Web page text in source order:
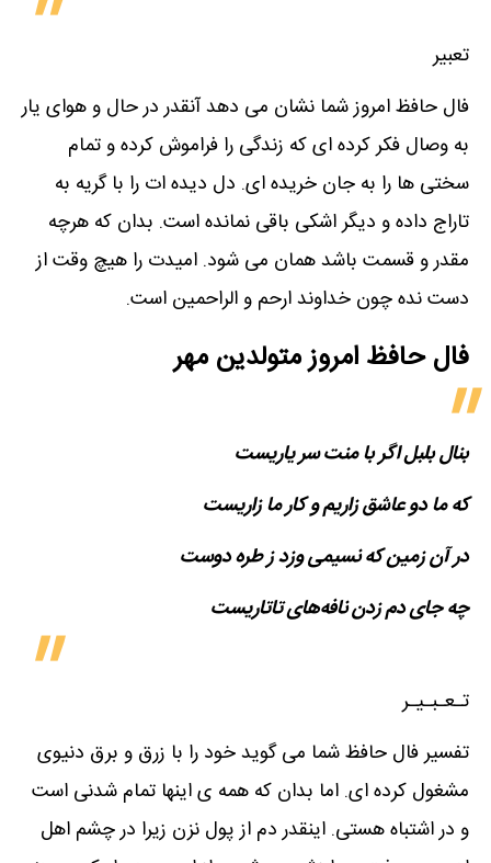
تعبیر
فال حافظ امروز شما نشان می دهد آنقدر در حال و هوای یار
به وصال فکر کرده ای که زندگی را فراموش کرده و تمام
سختی ها را به جان خریده ای. دل دیده ات را با گریه به
تاراج داده و دیگر اشکی باقی نمانده است. بدان که هرچه
مقدر و قسمت باشد همان می شود. امیدت را هیچ وقت از
دست نده چون خداوند ارحم و الراحمین است.
فال حافظ امروز متولدین‌ مهر
بنال بلبل اگر با منت سر یاریست
که ما دو عاشق زاریم و کار ما زاریست
در آن زمین که نسیمی وزد ز طره دوست
چه جای دم زدن نافه‌های تاتاریست
تـعـبـیـر
تفسیر فال حافظ شما می گوید خود را با زرق و برق دنیوی
مشغول کرده ای. اما بدان که همه ی اینها تمام شدنی است
و در اشتباه هستی. اینقدر دم از پول نزن زیرا در چشم اهل